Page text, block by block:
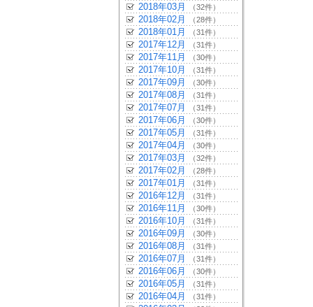
2018年03月 （32件）
2018年02月 （28件）
2018年01月 （31件）
2017年12月 （31件）
2017年11月 （30件）
2017年10月 （31件）
2017年09月 （30件）
2017年08月 （31件）
2017年07月 （31件）
2017年06月 （30件）
2017年05月 （31件）
2017年04月 （30件）
2017年03月 （32件）
2017年02月 （28件）
2017年01月 （31件）
2016年12月 （31件）
2016年11月 （30件）
2016年10月 （31件）
2016年09月 （30件）
2016年08月 （31件）
2016年07月 （31件）
2016年06月 （30件）
2016年05月 （31件）
2016年04月 （31件）